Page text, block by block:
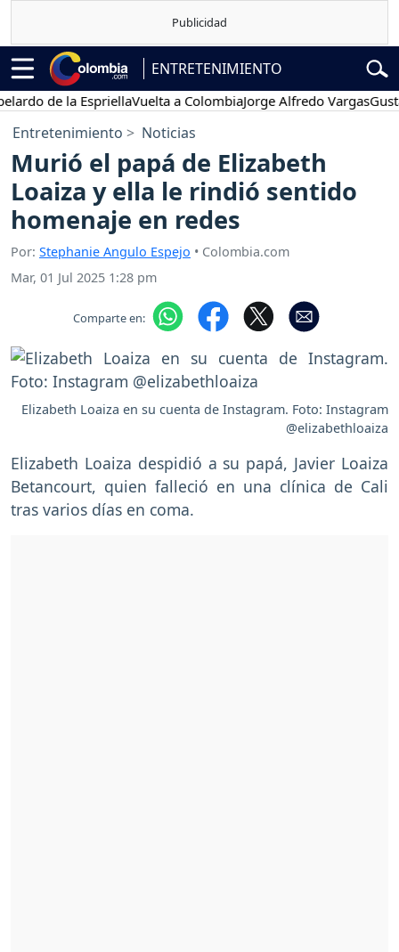
ENTRETENIMIENTO
de la EspriellaVuelta a ColombiaJorge Alfredo VargasGustavo
Entretenimiento Noticias
Murió el papá de Elizabeth
Loaiza y ella le rindió sentido
homenaje en redes
Por: Stephanie Angulo Espejo • Colombia.com
Mar, 01 Jul 2025 1:28 pm
Comparte en:
Elizabeth Loaiza en su cuenta de Instagram. Foto: Instagram
@elizabethloaiza
Elizabeth Loaiza despidió a su papá, Javier Loaiza
Betancourt, quien falleció en una clínica de Cali
tras varios días en coma.